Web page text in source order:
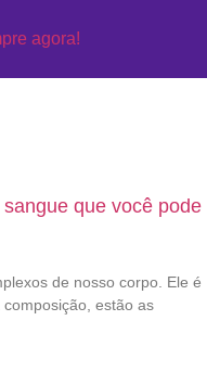
agora!
que você pode
de nosso corpo. Ele é
estão as